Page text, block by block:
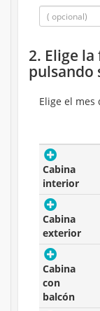
2. Elige
pulsando
Elige el mes
Cabina
interior
Cabina
exterior
Cabina
con
balcón